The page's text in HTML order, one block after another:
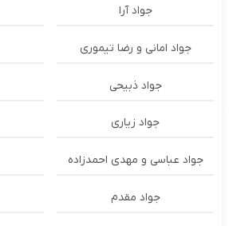
جواد آرا
جواد امانی و رضا تیموری
جواد ذبیحی
جواد زیاری
جواد عباسی و مهدی احمدزاده
جواد مقدم